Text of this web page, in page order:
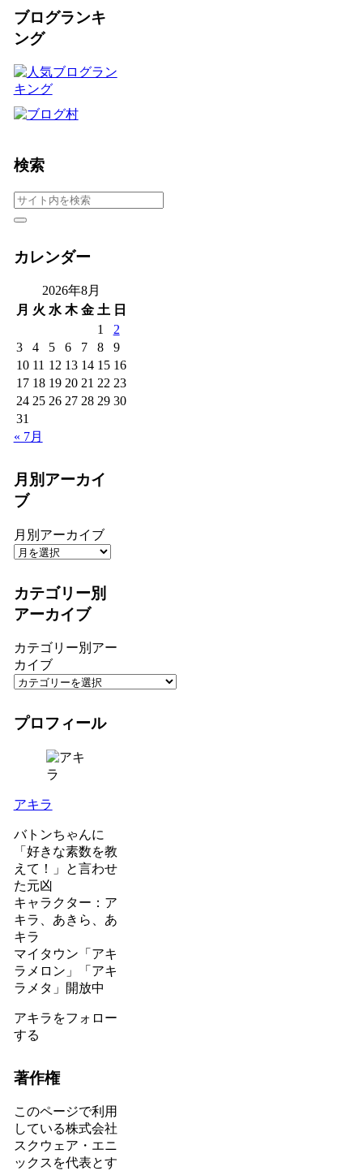
ブログランキ
ング
検索
カレンダー
2026年8月
月 火 水 木 金 土 日
1
2
3
4 5 6 7 8
9
10 11 12 13 14 15 16
17 18 19 20 21 22 23
24 25 26 27 28 29 30
31
« 7月
月別アーカイ
ブ
月別アーカイブ
カテゴリー別
アーカイブ
カテゴリー別アー
カイブ
プロフィール
アキラ
バトンちゃんに
「好きな素数を教
えて！」と言わせ
た元凶
キャラクター：ア
キラ、あきら、あ
キラ
マイタウン「アキ
ラメロン」「アキ
ラメタ」開放中
アキラをフォロー
する
著作権
このページで利用
している株式会社
スクウェア・エニ
ックスを代表とす